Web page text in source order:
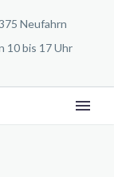
Neufahrn
10 bis 17 Uhr